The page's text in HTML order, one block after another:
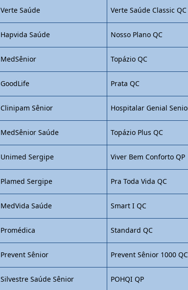
Verte Saúde Verte Saúde Classic QC
Hapvida Saúde Nosso Plano QC
MedSênior Topázio QC
GoodLife Prata QC
Clinipam Sênior Hospitalar Genial
MedSênior Saúde Topázio Plus QC
Unimed Sergipe Viver Bem Conforto QP
Plamed Sergipe Pra Toda Vida QC
MedVida Saúde Smart I QC
Promédica Standard QC
Prevent Sênior Prevent Sênior 1000 QC
Silvestre Saúde Sênior POHQI QP